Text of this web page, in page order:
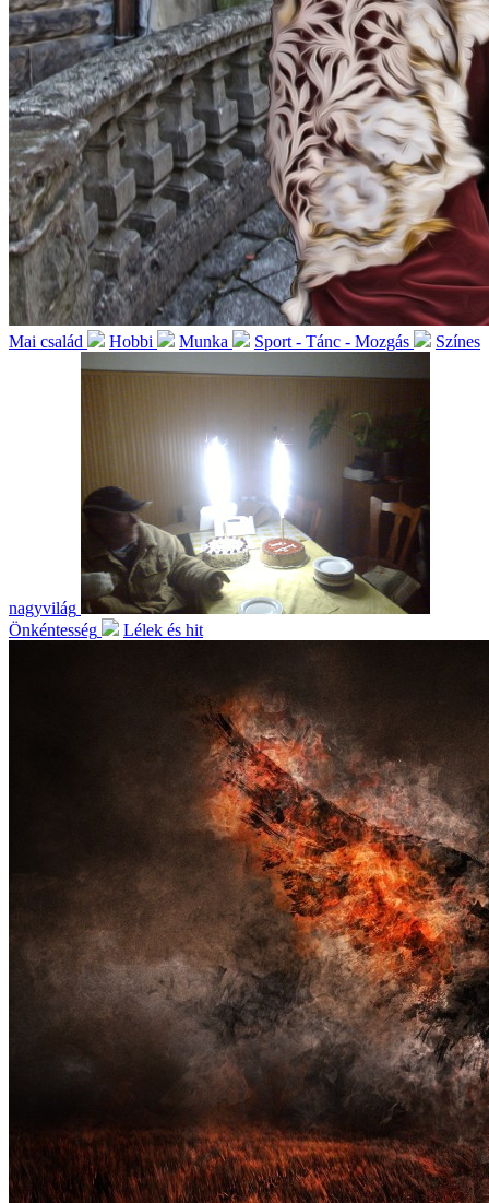
Mai család Hobbi Munka Sport - Tánc - Mozgás Színes
nagyvilág
Önkéntesség
Lélek és hit